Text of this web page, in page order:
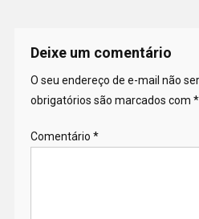
Deixe um comentário
O seu endereço de e-mail não
obrigatórios são marcados com *
Comentário *